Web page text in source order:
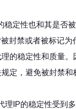
稳定性也和其是否
封禁或者被标记为
的稳定性和质量。
定，避免被封禁和
理IP的稳定性受到